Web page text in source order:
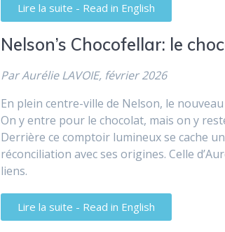
Lire la suite - Read in English
Nelson’s Chocofellar: le
Par Aurélie LAVOIE, février 2026
En plein centre-ville de Nelson, le
On y entre pour le chocolat, mais on y
Derrière ce comptoir lumineux se cache
réconciliation avec ses origines. Celle
liens.
Lire la suite - Read in English